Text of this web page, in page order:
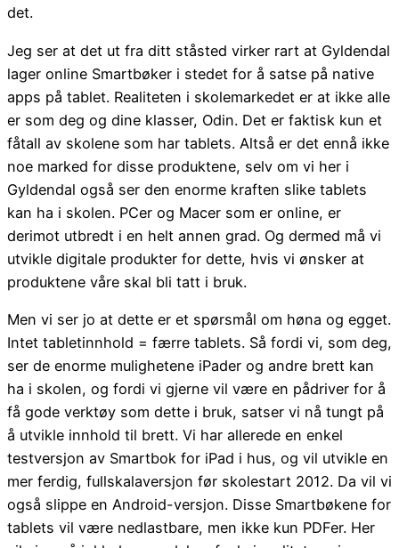
det.
Jeg ser at det ut fra ditt ståsted virker rart at Gyldendal
lager online Smartbøker i stedet for å satse på native
apps på tablet. Realiteten i skolemarkedet er at ikke alle
er som deg og dine klasser, Odin. Det er faktisk kun et
fåtall av skolene som har tablets. Altså er det ennå ikke
noe marked for disse produktene, selv om vi her i
Gyldendal også ser den enorme kraften slike tablets
kan ha i skolen. PCer og Macer som er online, er
derimot utbredt i en helt annen grad. Og dermed må vi
utvikle digitale produkter for dette, hvis vi ønsker at
produktene våre skal bli tatt i bruk.
Men vi ser jo at dette er et spørsmål om høna og egget.
Intet tabletinnhold = færre tablets. Så fordi vi, som deg,
ser de enorme mulighetene iPader og andre brett kan
ha i skolen, og fordi vi gjerne vil være en pådriver for å
få gode verktøy som dette i bruk, satser vi nå tungt på
å utvikle innhold til brett. Vi har allerede en enkel
testversjon av Smartbok for iPad i hus, og vil utvikle en
mer ferdig, fullskalaversjon før skolestart 2012. Da vil vi
også slippe en Android-versjon. Disse Smartbøkene for
tablets vil være nedlastbare, men ikke kun PDFer. Her